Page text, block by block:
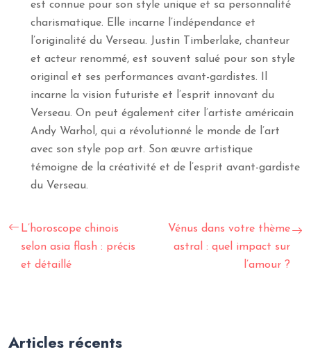
est connue pour son style unique et sa personnalité
charismatique. Elle incarne l’indépendance et
l’originalité du Verseau. Justin Timberlake, chanteur
et acteur renommé, est souvent salué pour son style
original et ses performances avant-gardistes. Il
incarne la vision futuriste et l’esprit innovant du
Verseau. On peut également citer l’artiste américain
Andy Warhol, qui a révolutionné le monde de l’art
avec son style pop art. Son œuvre artistique
témoigne de la créativité et de l’esprit avant-gardiste
du Verseau.
L’horoscope chinois
selon asia flash : précis
et détaillé
Vénus dans votre thème
astral : quel impact sur
l’amour ?
Articles récents